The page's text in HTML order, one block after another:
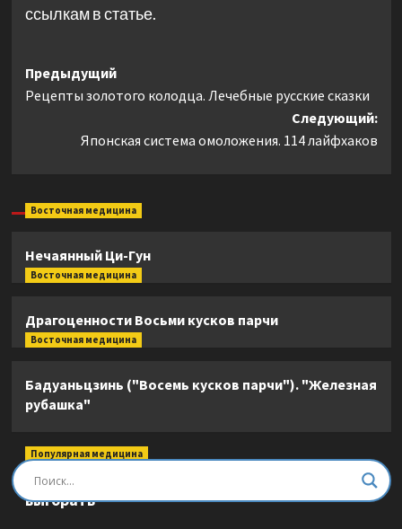
ссылкам в статье.
Навигация
записи
Предыдущий
Рецепты золотого колодца. Лечебные русские сказки
Следующий:
Японская система омоложения. 114 лайфхаков
Восточная медицина
Нечаянный Ци-Гун
Восточная медицина
Драгоценности Восьми кусков парчи
Восточная медицина
Бадуаньцзинь ("Восемь кусков парчи"). "Железная
рубашка"
Популярная медицина
Быть врачом. Как помогать, развиваться и не
выгорать